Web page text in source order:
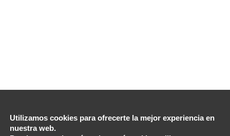
Utilizamos cookies para ofrecerte la mejor experiencia en
nuestra web.